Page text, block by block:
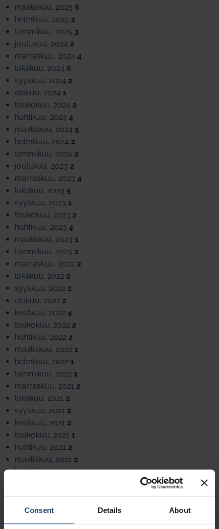
Consent Details About
maaliskuu, 2025 6
helmikuu, 2025 2
tammikuu, 2025 3
joulukuu, 2024 2
marraskuu, 2024 4
lokakuu, 2024 6
syyskuu, 2024 2
elokuu, 2024 1
toukokuu, 2024 2
huhtikuu, 2024 4
maaliskuu, 2024 5
helmikuu, 2024 2
tammikuu, 2024 2
joulukuu, 2023 2
marraskuu, 2023 4
lokakuu, 2023 5
syyskuu, 2023 1
toukokuu, 2023 2
huhtikuu, 2023 4
maaliskuu, 2023 1
tammikuu, 2023 2
marraskuu, 2022 2
lokakuu, 2022 2
syyskuu, 2022 2
elokuu, 2022 2
kesäkuu, 2022 4
toukokuu, 2022 2
huhtikuu, 2022 2
maaliskuu, 2022 1
helmikuu, 2022 1
tammikuu, 2022 1
marraskuu, 2021 2
lokakuu, 2021 2
syyskuu, 2021 2
kesäkuu, 2021 2
toukokuu, 2021 1
huhtikuu, 2021 2
maaliskuu, 2021 2
helmikuu, 20211
lokakuu, 2020